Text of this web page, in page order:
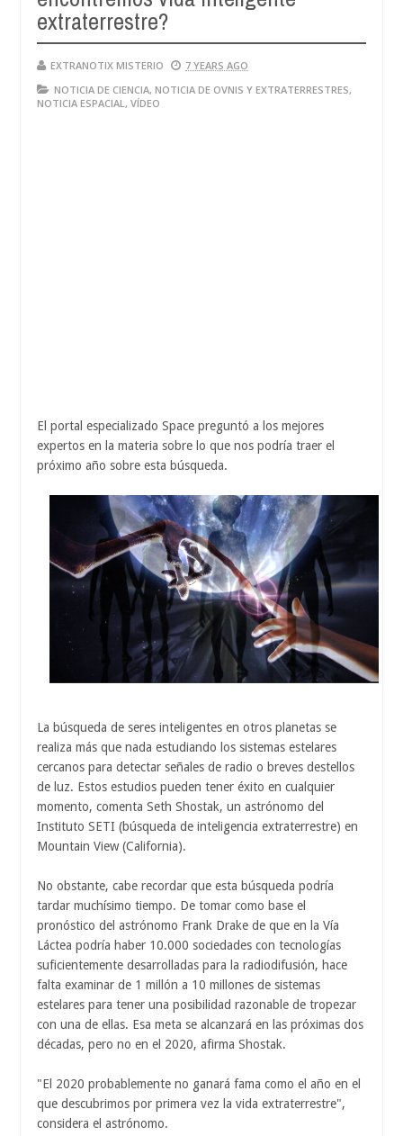
extraterrestre?
EXTRANOTIX MISTERIO
7 YEARS AGO
NOTICIA DE CIENCIA, NOTICIA DE OVNIS Y EXTRATERRESTRES,
NOTICIA ESPACIAL, VÍDEO
El portal especializado Space preguntó a los mejores
expertos en la materia sobre lo que nos podría traer el
próximo año sobre esta búsqueda.
La búsqueda de seres inteligentes en otros planetas se
realiza más que nada estudiando los sistemas estelares
cercanos para detectar señales de radio o breves destellos
de luz. Estos estudios pueden tener éxito en cualquier
momento, comenta Seth Shostak, un astrónomo del
Instituto SETI (búsqueda de inteligencia extraterrestre) en
Mountain View (California).
No obstante, cabe recordar que esta búsqueda podría
tardar muchísimo tiempo. De tomar como base el
pronóstico del astrónomo Frank Drake de que en la Vía
Láctea podría haber 10.000 sociedades con tecnologías
suficientemente desarrolladas para la radiodifusión, hace
falta examinar de 1 millón a 10 millones de sistemas
estelares para tener una posibilidad razonable de tropezar
con una de ellas. Esa meta se alcanzará en las próximas dos
décadas, pero no en el 2020, afirma Shostak.
"El 2020 probablemente no ganará fama como el año en el
que descubrimos por primera vez la vida extraterrestre",
considera el astrónomo.